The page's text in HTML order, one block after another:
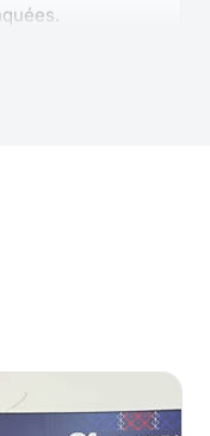
Mais dire qu'il
comlèpte s'il y
fin de
sa propre fiche